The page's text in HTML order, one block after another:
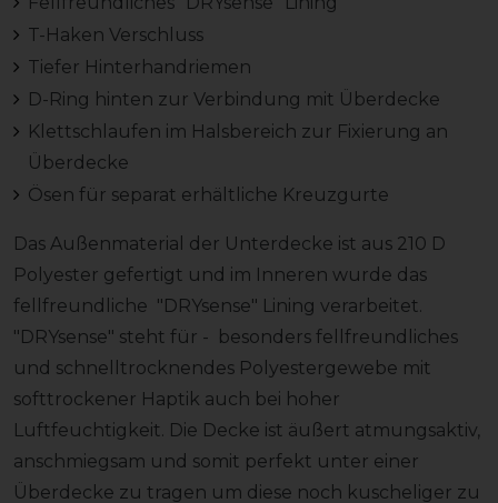
T-Haken Verschluss
Tiefer Hinterhandriemen
D-Ring hinten zur Verbindung mit Überdecke
Klettschlaufen im Halsbereich zur Fixierung an
Überdecke
Ösen für separat erhältliche Kreuzgurte
Das Außenmaterial der Unterdecke ist aus 210 D
Polyester gefertigt und im Inneren wurde das
fellfreundliche "DRYsense" Lining verarbeitet.
"DRYsense" steht für - besonders fellfreundliches
und schnelltrocknendes Polyestergewebe mit
softtrockener Haptik auch bei hoher
Luftfeuchtigkeit. Die Decke ist äußert atmungsaktiv,
anschmiegsam und somit perfekt unter einer
Überdecke zu tragen um diese noch kuscheliger zu